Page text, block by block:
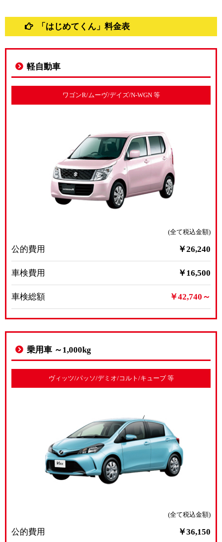
「はじめてくん」料金表
軽自動車
ワゴンR/ムーヴ/デイズ/N-WGN 等
(全て税込金額)
公的費用 ￥26,240
車検費用 ￥16,500
車検総額 ￥42,740～
乗用車 ～1,000kg
ヴィッツ/パッソ/デミオ/コルト/キューブ 等
(全て税込金額)
公的費用 ￥36,150